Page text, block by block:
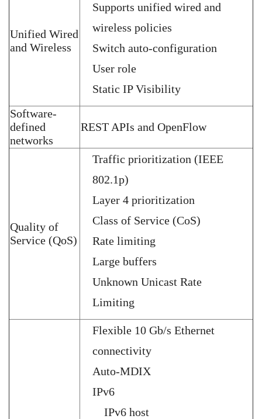
Unified Wired
and Wireless
Supports unified wired and
wireless policies
Switch auto-configuration
User role
Static IP Visibility
Software-
defined
networks
REST APIs and OpenFlow
Quality of
Service (QoS)
Traffic prioritization (IEEE
802.1p)
Layer 4 prioritization
Class of Service (CoS)
Rate limiting
Large buffers
Unknown Unicast Rate
Limiting
Flexible 10 Gb/s Ethernet
connectivity
Auto-MDIX
IPv6
IPv6 host